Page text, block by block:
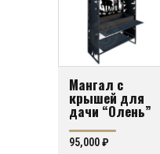
Мангал с
крышей для
дачи “Олень”
95,000₽